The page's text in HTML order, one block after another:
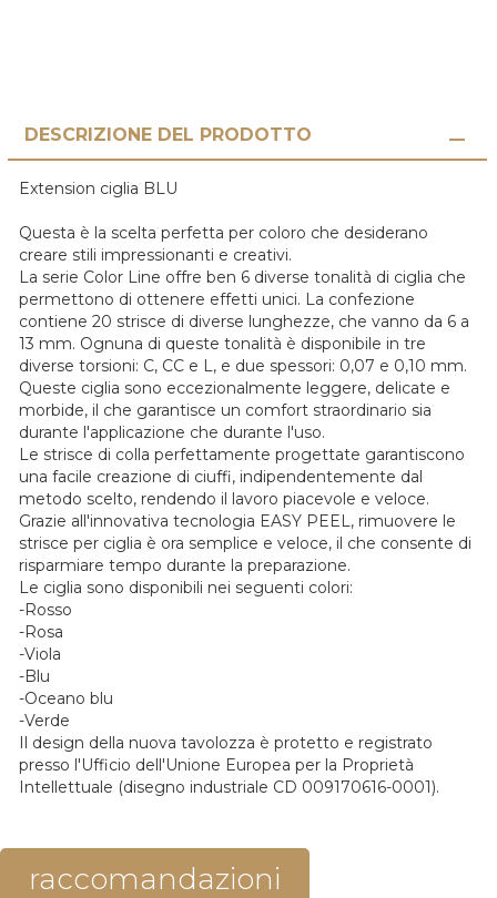
DESCRIZIONE DEL PRODOTTO
Extension ciglia BLU
Questa è la scelta perfetta per coloro che desiderano
creare stili impressionanti e creativi.
La serie Color Line offre ben 6 diverse tonalità di ciglia che
permettono di ottenere effetti unici. La confezione
contiene 20 strisce di diverse lunghezze, che vanno da 6 a
13 mm. Ognuna di queste tonalità è disponibile in tre
diverse torsioni: C, CC e L, e due spessori: 0,07 e 0,10 mm.
Queste ciglia sono eccezionalmente leggere, delicate e
morbide, il che garantisce un comfort straordinario sia
durante l'applicazione che durante l'uso.
Le strisce di colla perfettamente progettate garantiscono
una facile creazione di ciuffi, indipendentemente dal
metodo scelto, rendendo il lavoro piacevole e veloce.
Grazie all'innovativa tecnologia EASY PEEL, rimuovere le
strisce per ciglia è ora semplice e veloce, il che consente di
risparmiare tempo durante la preparazione.
Le ciglia sono disponibili nei seguenti colori:
-Rosso
-Rosa
-Viola
-Blu
-Oceano blu
-Verde
Il design della nuova tavolozza è protetto e registrato
presso l'Ufficio dell'Unione Europea per la Proprietà
Intellettuale (disegno industriale CD 009170616-0001).
raccomandazioni